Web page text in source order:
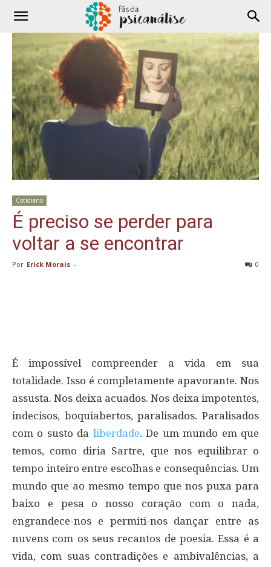
Cotidiano
É preciso se perder para
voltar a se encontrar
Por Erick Morais - 0
É impossível compreender a vida em sua
totalidade. Isso é completamente apavorante. Nos
assusta. Nos deixa acuados. Nos deixa impotentes,
indecisos, boquiabertos, paralisados. Paralisados
com o susto da liberdade. De um mundo em que
temos, como diria Sartre, que nos equilibrar o
tempo inteiro entre escolhas e consequências. Um
mundo que ao mesmo tempo que nos puxa para
baixo e pesa o nosso coração com o nada,
engrandece-nos e permiti-nos dançar entre as
nuvens com os seus recantos de poesia. Essa é a
vida, com suas contradições e ambivalências, a